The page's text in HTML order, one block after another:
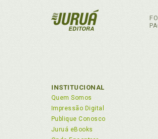
INSTITUCIONAL
Quem Somos
Impressão Digital
Publique Conosco
Juruá eBooks